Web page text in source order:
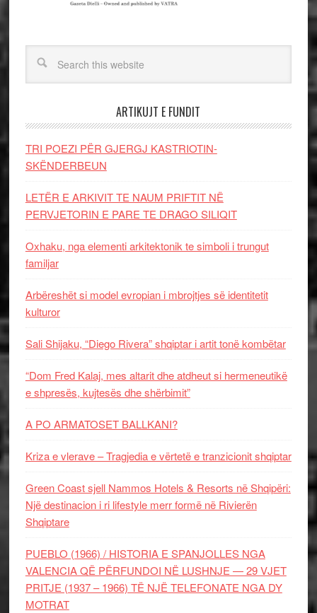
ARTIKUJT E FUNDIT
TRI POEZI PËR GJERGJ KASTRIOTIN-
SKËNDERBEUN
LETËR E ARKIVIT TE NAUM PRIFTIT NË
PERVJETORIN E PARE TE DRAGO SILIQIT
Oxhaku, nga elementi arkitektonik te simboli i trungut
familjar
Arbëreshët si model evropian i mbrojtjes së identitetit
kulturor
Sali Shijaku, “Diego Rivera” shqiptar i artit tonë kombëtar
“Dom Fred Kalaj, mes altarit dhe atdheut si hermeneutikë
e shpresës, kujtesës dhe shërbimit”
A PO ARMATOSET BALLKANI?
Kriza e vlerave – Tragjedia e vërtetë e tranzicionit shqiptar
Green Coast sjell Nammos Hotels & Resorts në Shqipëri:
Një destinacion i ri lifestyle merr formë në Rivierën
Shqiptare
PUEBLO (1966) / HISTORIA E SPANJOLLES NGA
VALENCIA QË PËRFUNDOI NË LUSHNJE — 29 VJET
PRITJE (1937 – 1966) TË NJË TELEFONATE NGA DY
MOTRAT